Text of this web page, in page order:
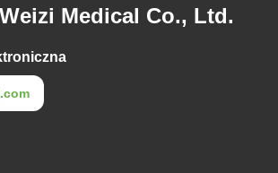
Medical Co., Ltd.